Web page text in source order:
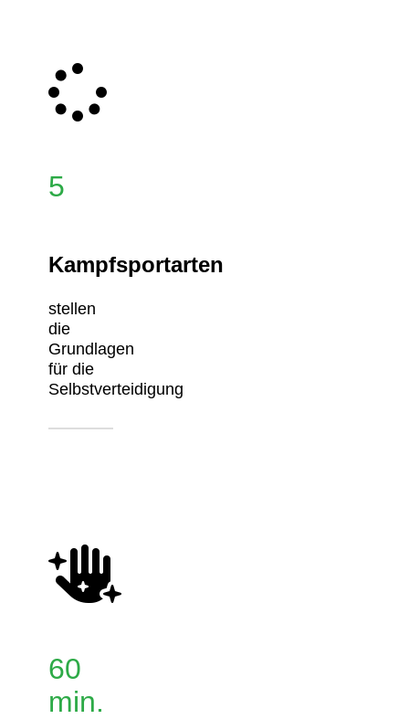
5
Kampfsportarten
stellen
die
Grundlagen
für die
Selbstverteidigung
60
min.